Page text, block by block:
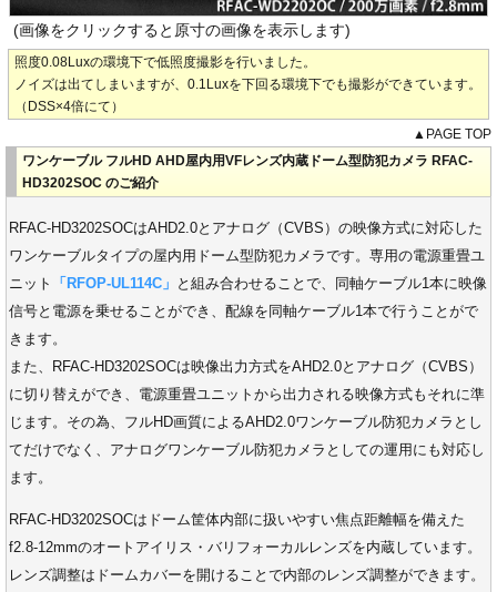
(画像をクリックすると原寸の画像を表示します)
照度0.08Luxの環境下で低照度撮影を行いました。
ノイズは出てしまいますが、0.1Luxを下回る環境下でも撮影ができています。
（DSS×4倍にて）
▲PAGE TOP
ワンケーブル フルHD AHD屋内用VFレンズ内蔵ドーム型防犯カメラ RFAC-
HD3202SOC のご紹介
RFAC-HD3202SOCはAHD2.0とアナログ（CVBS）の映像方式に対応した
ワンケーブルタイプの屋内用ドーム型防犯カメラです。専用の電源重畳ユ
ニット
「RFOP-UL114C」 と組み合わせることで、同軸ケーブル1本に映像
信号と電源を乗せることができ、配線を同軸ケーブル1本で行うことがで
きます。
また、RFAC-HD3202SOCは映像出力方式をAHD2.0とアナログ（CVBS）
に切り替えができ、電源重畳ユニットから出力される映像方式もそれに準
じます。その為、フルHD画質によるAHD2.0ワンケーブル防犯カメラとし
てだけでなく、アナログワンケーブル防犯カメラとしての運用にも対応し
ます。
RFAC-HD3202SOCはドーム筐体内部に扱いやすい焦点距離幅を備えた
f2.8-12mmのオートアイリス・バリフォーカルレンズを内蔵しています。
レンズ調整はドームカバーを開けることで内部のレンズ調整ができます。